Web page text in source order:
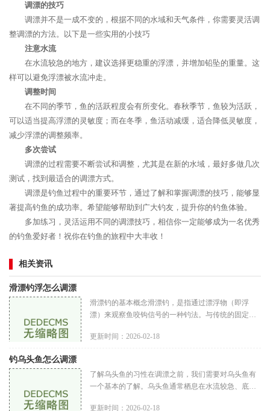
调漂的技巧
调漂并不是一成不变的，根据不同的水域和天气条件，你需要灵活调
整调漂的方法。以下是一些实用的小技巧
注意水流
在水流较急的地方，建议选择更稳重的浮漂，并增加铅坠的重量。这
样可以避免浮漂被水流冲走。
调整时间
在不同的季节，鱼的活跃程度会有所变化。春秋季节，鱼较为活跃，
可以适当提高浮漂的灵敏度；而在冬季，鱼活动减缓，适合降低灵敏度，
减少浮漂的调整频率。
多次尝试
调漂的过程需要不断尝试和调整，尤其是在新的水域，最好多做几次
测试，找到最适合的调漂方式。
调漂是钓鱼过程中的重要环节，通过了解和掌握调漂的技巧，能够显
著提高钓鱼的成功率。希望能够帮助到广大钓友，提升你的钓鱼体验。
多加练习，灵活运用不同的调漂技巧，相信你一定能够成为一名优秀
的钓鱼爱好者！祝你在钓鱼的旅程中大丰收！
相关资讯
滑漂钓浮怎么调漂
滑漂钓的基本概念滑漂钓，是指通过漂浮物（即浮
漂）来观察鱼咬钩信号的一种钓法。与传统的固定漂
鱼情进行调整，从而提高钓鱼
更新时间：2026-02-18
钓乌头鱼怎么调漂
了解乌头鱼的习性在调漂之前，我们需要对乌头鱼有
一个基本的了解。乌头鱼通常栖息在水流较急、底部
更新时间：2026-02-18